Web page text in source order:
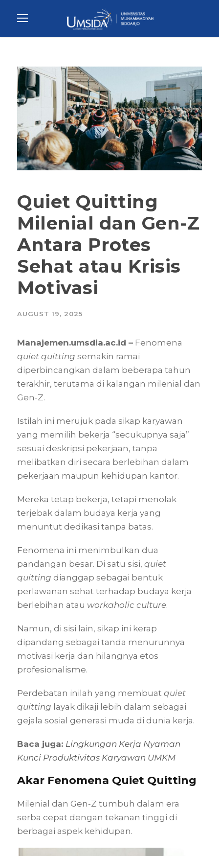
Quiet Quitting
Milenial dan Gen-Z
Antara Protes
Sehat atau Krisis
Motivasi
AUGUST 19, 2025
Manajemen.umsdia.ac.id – Fenomena
quiet quitting semakin ramai
diperbincangkan dalam beberapa tahun
terakhir, terutama di kalangan milenial dan
Gen-Z.
Istilah ini merujuk pada sikap karyawan
yang memilih bekerja “secukupnya saja”
sesuai deskripsi pekerjaan, tanpa
melibatkan diri secara berlebihan dalam
pekerjaan maupun kehidupan kantor.
Mereka tetap bekerja, tetapi menolak
terjebak dalam budaya kerja yang
menuntut dedikasi tanpa batas.
Fenomena ini menimbulkan dua
pandangan besar. Di satu sisi, quiet
quitting dianggap sebagai bentuk
perlawanan sehat terhadap budaya kerja
berlebihan atau workaholic culture.
Namun, di sisi lain, sikap ini kerap
dipandang sebagai tanda menurunnya
motivasi kerja dan hilangnya etos
profesionalisme.
Perdebatan inilah yang membuat quiet
quitting layak dikaji lebih dalam sebagai
gejala sosial generasi muda di dunia kerja.
Baca juga: Lingkungan Kerja Nyaman
Kunci Produktivitas Karyawan UMKM
Akar Fenomena Quiet Quitting
Milenial dan Gen-Z tumbuh dalam era
serba cepat dengan tekanan tinggi di
berbagai aspek kehidupan.